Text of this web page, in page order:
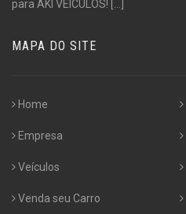
para AKI VEÍCULOS! [...]
MAPA DO SITE
Home
Empresa
Veículos
Venda seu Carro